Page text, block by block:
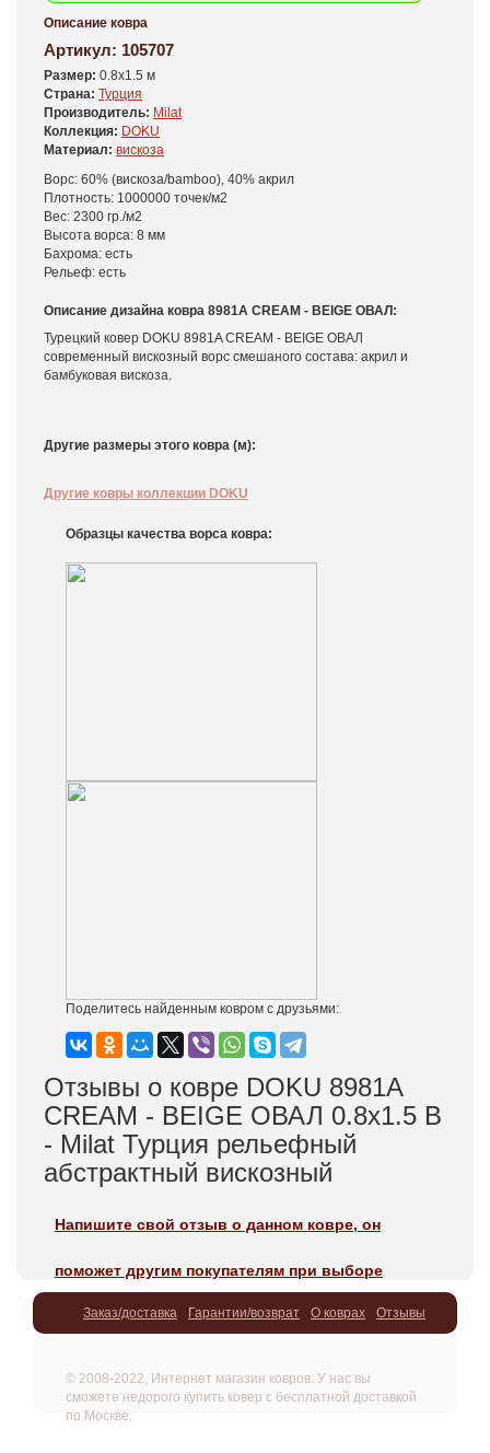
Описание ковра
Артикул: 105707
Размер: 0.8x1.5 м
Страна: Турция
Производитель: Milat
Коллекция: DOKU
Материал: вискоза
Ворс: 60% (вискоза/bamboo), 40% акрил
Плотность: 1000000 точек/м2
Вес: 2300 гр./м2
Высота ворса: 8 мм
Бахрома: есть
Рельеф: есть
Описание дизайна ковра 8981A CREAM - BEIGE ОВАЛ:
Турецкий ковер DOKU 8981A CREAM - BEIGE ОВАЛ
современный вискозный ворс смешаного состава: акрил и
бамбуковая вискоза.
Другие размеры этого ковра (м):
Другие ковры коллекции DOKU
Образцы качества ворса ковра:
Поделитесь найденным ковром с друзьями:
Отзывы о ковре DOKU 8981A
CREAM - BEIGE ОВАЛ 0.8x1.5 В
- Milat Турция рельефный
абстрактный вискозный
Напишите свой отзыв о данном ковре, он
поможет другим покупателям при выборе
Заказ/доставка Гарантии/возврат О коврах Отзывы
© 2008-2022, Интернет магазин ковров. У нас вы
сможете недорого купить ковер с бесплатной доставкой
по Москве.